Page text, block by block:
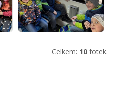
Celkem: 10 fotek.